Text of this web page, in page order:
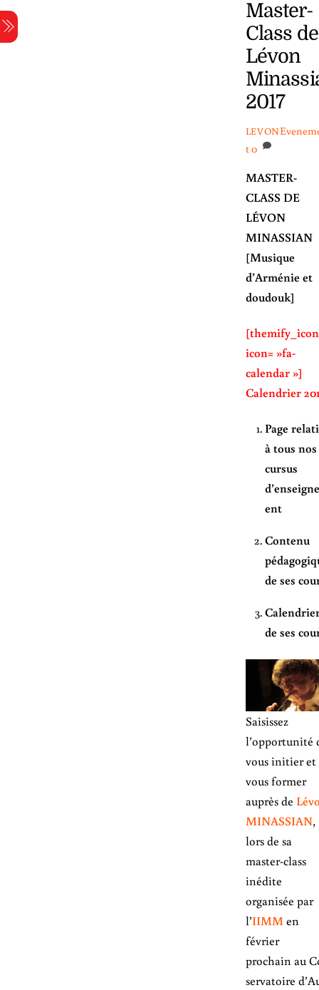
Skip
to
Master-
Class de
Lévon
2017
LEVON
t0
MASTER-
CLASS DE
LÉVON
MINASSIAN
[Musique
d’Arménie et
doudouk]
[themify_icon
icon= »fa-
calendar »]
Calendrier
Page
à tous nos
cursus
ent
Contenu
de ses
de ses
Saisissez
l’opportunité
vous initier et
vous former
auprès de
MINASSIAN,
lors de sa
master-class
inédite
organisée par
l’IIMMen
février
prochain au
servatoire